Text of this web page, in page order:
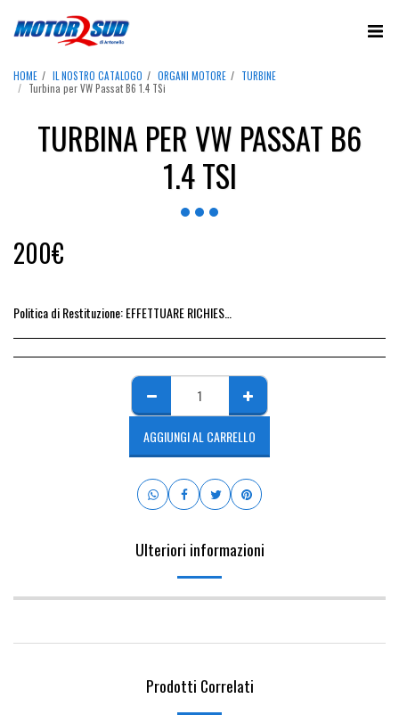
HOME IL NOSTRO CATALOGO ORGANI MOTORE
TURBINE
Turbina per VW Passat B6 1.4 TSi
TURBINA PER VW PASSAT B6
1.4 TSI
200€
Politica di Restituzione:EFFETTUARE RICHIESTA DI RESO ENTRO 14 GIORNI DALL&#039;ACQUISTO DEL RICAMBIO, IL RIMBORSO VIENE EMESSO ALLA CONSEGNA DEL RICAMBIO IN SEDE.
AGGIUNGI AL CARRELLO
Ulteriori informazioni
Prodotti Correlati